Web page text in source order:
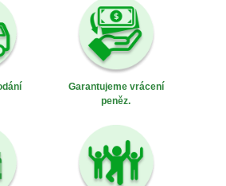
Garantujeme vrácení
peněz.